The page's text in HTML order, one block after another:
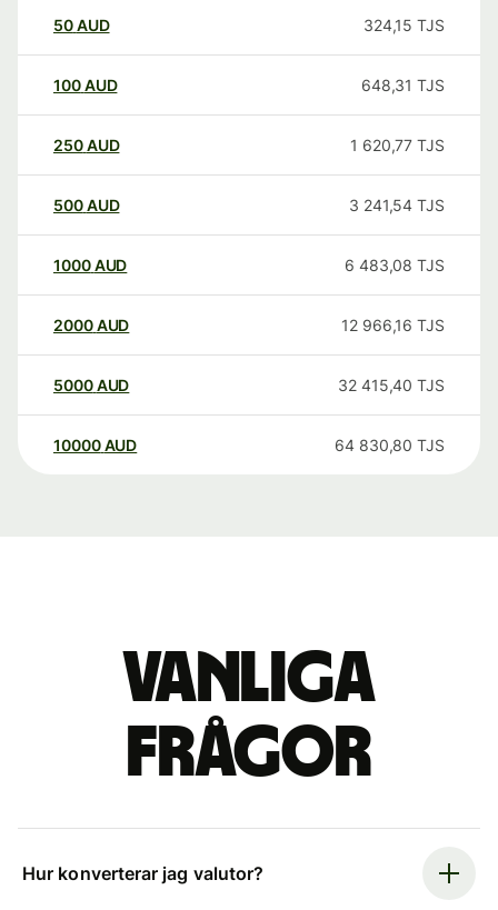
50AUD 324,15 TJS
100AUD 648,31 TJS
250AUD 1 620,77 TJS
500AUD 3 241,54 TJS
1000AUD 6 483,08 TJS
2000AUD 12 966,16 TJS
5000AUD 32 415,40 TJS
10000 AUD 64 830,80 TJS
Vanliga
frågor
Hur konverterar jag valutor?